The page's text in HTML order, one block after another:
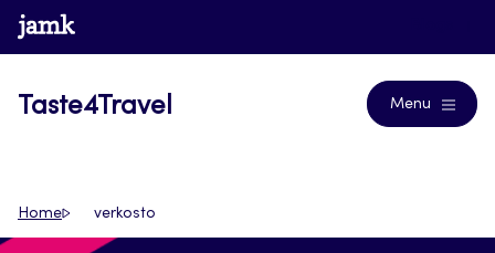
Siirry
suoraan
www.jamk.fi
Taste4Travel Menu
Home verkosto